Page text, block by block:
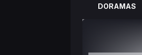
DORAMAS